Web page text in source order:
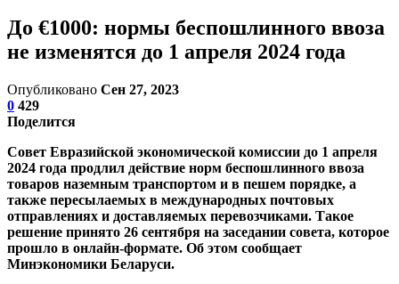
До €1000: нормы беспошлинного ввоза
не изменятся до 1 апреля 2024 года
Опубликовано Сен 27, 2023
0 429
Поделится
Совет Евразийской экономической комиссии до 1 апреля
2024 года продлил действие норм беспошлинного ввоза
товаров наземным транспортом и в пешем порядке, а
также пересылаемых в международных почтовых
отправлениях и доставляемых перевозчиками. Такое
решение принято 26 сентября на заседании совета, которое
прошло в онлайн-формате. Об этом сообщает
Минэкономики Беларуси.